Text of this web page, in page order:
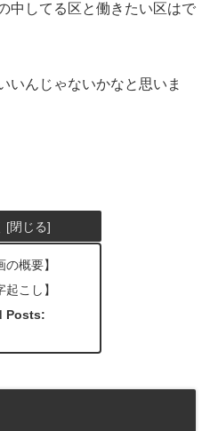
中してる区と働きたい区はで
いんじゃないかなと思いま
の概要】
起こし】
Posts: